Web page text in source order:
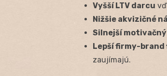
Vyšší LTV darcu
Nižšie akvizičné
Silnejší
Lepší firmy-brand
zaujímajú.